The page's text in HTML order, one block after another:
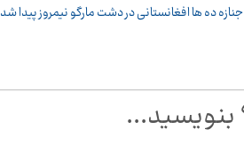
جنازه ده ها افغانستانی در دشت مارگو نیمروز پیدا شد